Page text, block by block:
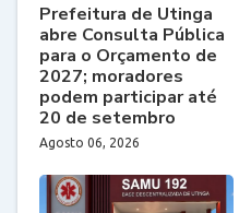
Prefeitura de Utinga
abre Consulta Pública
para o Orçamento de
2027; moradores
podem participar até
20 de setembro
Agosto 06, 2026